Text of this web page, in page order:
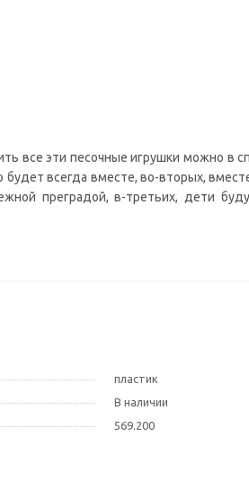
все эти песочные игрушки можно в
всегда вместе, во-вторых,
преградой, в-третьих, дети
пластик
В наличии
569.200